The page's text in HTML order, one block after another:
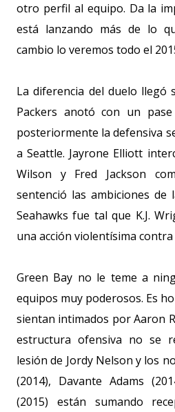
otro perfil al equipo. Da la
está lanzando más de lo
cambio lo veremos todo el
La diferencia del duelo llegó
Packers anotó con un
posteriormente la defensiva
a Seattle. Jayrone Elliott
Wilson y Fred Jackson
sentenció las ambiciones de
Seahawks fue tal que K.J.
una acción violentísima contra
Green Bay no le teme a
equipos muy poderosos. Es
sientan intimados por Aaron
estructura ofensiva no se
lesión de Jordy Nelson y los
(2014), Davante Adams
(2015) están sumando